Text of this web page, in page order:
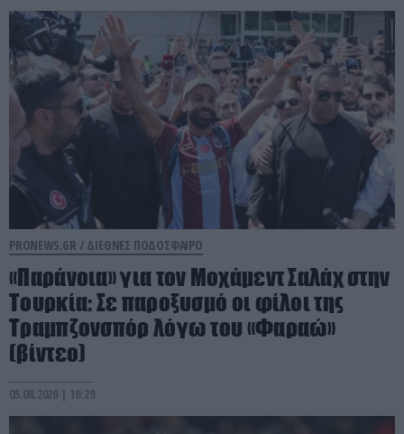
PRONEWS.GR / ΔΙΕΘΝΕΣ ΠΟΔΟΣΦΑΙΡΟ
«Παράνοια» για τον Μοχάμεντ Σαλάχ στην
Τουρκία: Σε παροξυσμό οι φίλοι της
Τραμπζονσπόρ λόγω του «Φαραώ»
(βίντεο)
05.08.2026 | 16:29